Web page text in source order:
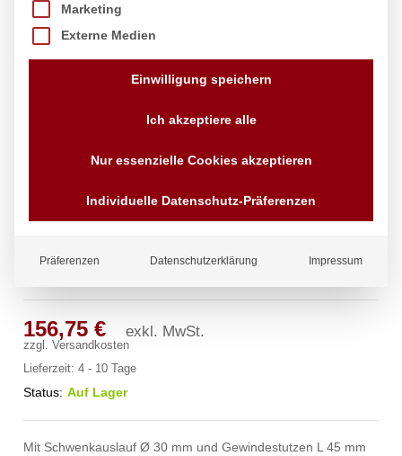
pro Wannen-Rohreinlauf 1/2″
156,75€ exkl. MwSt.
zzgl.Versandkosten
Lieferzeit:4 - 10 Tage
Status: Auf Lager
Mit Schwenkauslauf Ø 30 mm und Gewindestutzen L 45 mm
Marketing
Externe Medien
Einwilligung speichern
Ich akzeptiere alle
Nur essenzielle Cookies akzeptieren
Individuelle Datenschutz-Präferenzen
Präferenzen Datenschutzerklärung Impressum